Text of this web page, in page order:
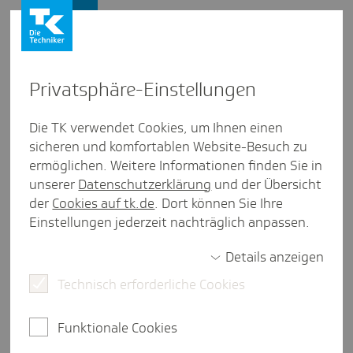
TK: Jetzt Förder­mittel für
Selbst­hil­fe­gruppen in Nieder­
sachsen bean­tragen
Pres­se­mit­tei­lung aus Nieder­sachsen
Presse und Politik Gesund leben
Hannover, 16. Februar 2026. Selbsthilfegruppen
gesundheitlichen Versorgung und sozialen
Privat­sphäre-Einstel­lungen
Die TK verwendet Cookies, um Ihnen einen
sicheren und komfortablen Website-Besuch zu
ermöglichen. Weitere Informationen finden Sie in
unserer Datenschutzerklärung und der Übersicht
der Cookies auf tk.de. Dort können Sie Ihre
Einstellungen jederzeit nachträglich anpassen.
Details anzeigen
Technisch erforderliche Cookies
Funktionale Cookies